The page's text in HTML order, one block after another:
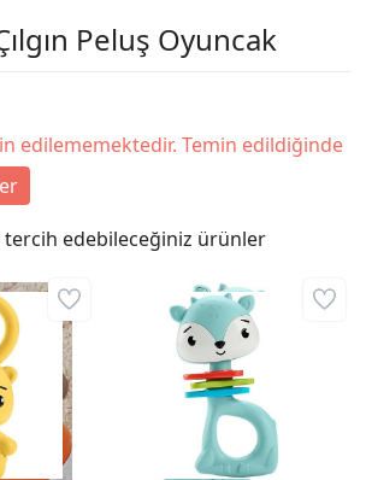
Peluş Oyuncak
edilememektedir. Temin edildiğinde
edebileceğiniz ürünler